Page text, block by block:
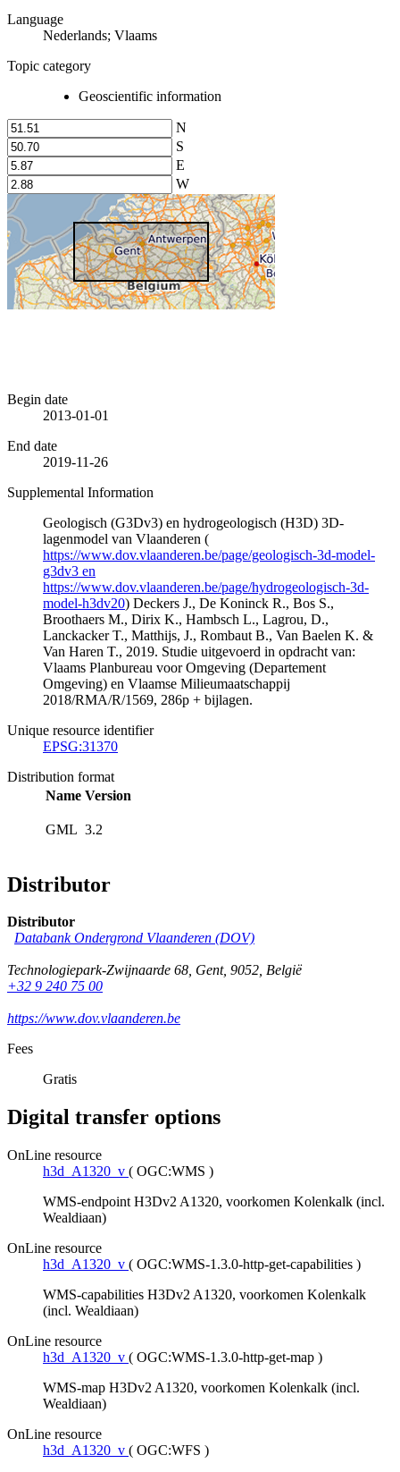
Language
Nederlands; Vlaams
Topic category
Geoscientific information
N
S
E
W
Begin date
2013-01-01
End date
2019-11-26
Supplemental Information
Geologisch (G3Dv3) en hydrogeologisch (H3D) 3D-
lagenmodel van Vlaanderen (
https://www.dov.vlaanderen.be/page/geologisch-3d-model-
g3dv3 en
https://www.dov.vlaanderen.be/page/hydrogeologisch-3d-
model-h3dv20) Deckers J., De Koninck R., Bos S.,
Broothaers M., Dirix K., Hambsch L., Lagrou, D.,
Lanckacker T., Matthijs, J., Rombaut B., Van Baelen K. &
Van Haren T., 2019. Studie uitgevoerd in opdracht van:
Vlaams Planbureau voor Omgeving (Departement
Omgeving) en Vlaamse Milieumaatschappij
2018/RMA/R/1569, 286p + bijlagen.
Unique resource identifier
EPSG:31370
Distribution format
Name Version
GML 3.2
Distributor
Distributor
Databank Ondergrond Vlaanderen (DOV)
Technologiepark-Zwijnaarde 68, Gent, 9052, België
+32 9 240 75 00
https://www.dov.vlaanderen.be
Fees
Gratis
Digital transfer options
OnLine resource
h3d_A1320_v ( OGC:WMS )
WMS-endpoint H3Dv2 A1320, voorkomen Kolenkalk (incl.
Wealdiaan)
OnLine resource
h3d_A1320_v ( OGC:WMS-1.3.0-http-get-capabilities )
WMS-capabilities H3Dv2 A1320, voorkomen Kolenkalk
(incl. Wealdiaan)
OnLine resource
h3d_A1320_v ( OGC:WMS-1.3.0-http-get-map )
WMS-map H3Dv2 A1320, voorkomen Kolenkalk (incl.
Wealdiaan)
OnLine resource
h3d_A1320_v ( OGC:WFS )